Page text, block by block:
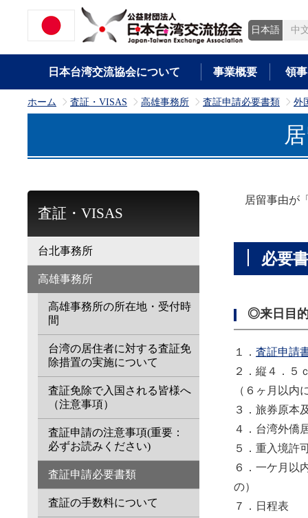
日本語 中
日本台湾交流協会について 事業概要 領
ホーム >
査証・VISAS >
高雄事務所 >
査証申請必要書類 >
外
居留事由が
必要
◎来日目
１． 査証申請
２．縦４．５
（６ヶ月以
３．旅券原
４．台湾外僑
５．重入境許
６．一ケ月以
の）
７．日程表
査証・VISAS
台北事務所
高雄事務所
高雄事務所の所在地・受付時
間
台湾の居住者に対する査証免
除措置の実施について
査証免除で入国される皆様へ
（注意事項）
査証申請の注意事項(重要：
必ずお読みください)
査証申請必要書類
査証の手数料について